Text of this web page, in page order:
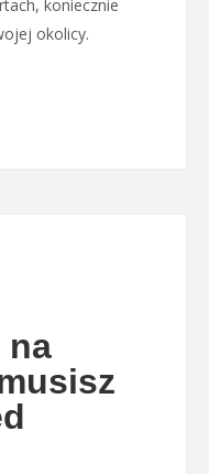
koniecznie
okolicy.
na